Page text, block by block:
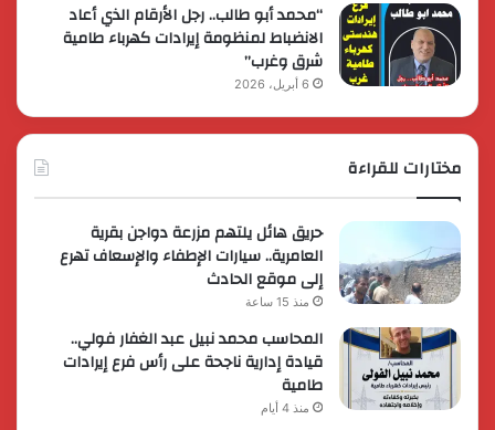
“محمد أبو طالب.. رجل الأرقام الذي أعاد
الانضباط لمنظومة إيرادات كهرباء طامية
شرق وغرب”
6 أبريل، 2026
مختارات للقراءة
حريق هائل يلتهم مزرعة دواجن بقرية
العامرية.. سيارات الإطفاء والإسعاف تهرع
إلى موقع الحادث
منذ 15 ساعة
المحاسب محمد نبيل عبد الغفار فولي..
قيادة إدارية ناجحة على رأس فرع إيرادات
طامية
منذ 4 أيام